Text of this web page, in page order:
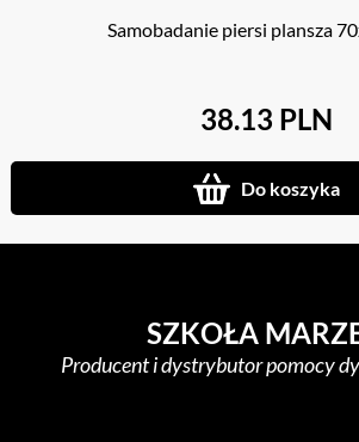
Samobadanie piersi plansza
38.13 PLN
Do koszyka
SZKOŁA
Producent i dystrybutor pomocy